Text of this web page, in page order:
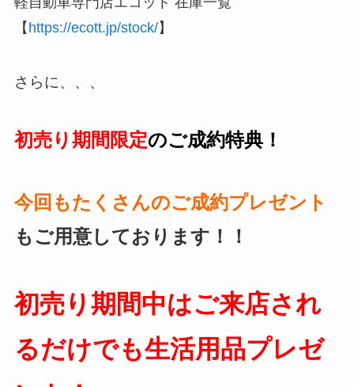
【 https://ecott.jp/stock/】
さらに、、、
初売り期間 限定のご成約特典！
今回もたくさんのご成約プレゼント
もご用意しております！！
初売り期間中はご来店され
るだけでも生活用品プレゼ